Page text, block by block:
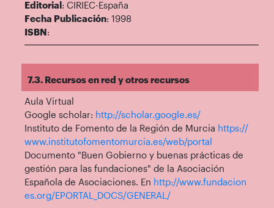
Editorial: CIRIEC-España
Fecha Publicación: 1998
ISBN:
7.3. Recursos en red y otros recursos
Aula Virtual
Google scholar: http://scholar.google.es/
Instituto de Fomento de la Región de Murcia https://
www.institutofomentomurcia.es/web/portal
Documento "Buen Gobierno y buenas prácticas de
gestión para las fundaciones" de la Asociación
Española de Asociaciones. En http://www.fundacion
es.org/EPORTAL_DOCS/GENERAL/